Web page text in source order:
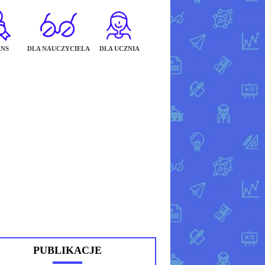
DLA NAUCZYCIELA DLA UCZNIA
PUBLIKACJE